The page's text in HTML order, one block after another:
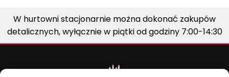
W hurtowni stacjonarnie można dokonać zakupów
detalicznych, wyłącznie w piątki od godziny 7:00-14:30